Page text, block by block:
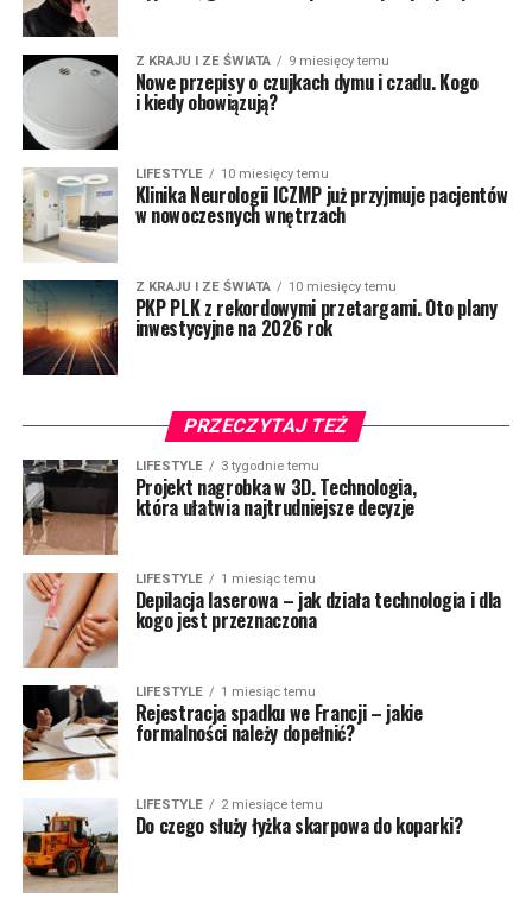
Z KRAJU I ZE ŚWIATA 9 miesięcy temu
Nowe przepisy o czujkach dymu i czadu. Kogo
i kiedy obowiązują?
LIFESTYLE 10 miesięcy temu
Klinika Neurologii ICZMP już przyjmuje pacjentów
w nowoczesnych wnętrzach
Z KRAJU I ZE ŚWIATA 10 miesięcy temu
PKP PLK z rekordowymi przetargami. Oto plany
inwestycyjne na 2026 rok
PRZECZYTAJ TEŻ
LIFESTYLE 3 tygodnie temu
Projekt nagrobka w 3D. Technologia,
która ułatwia najtrudniejsze decyzje
LIFESTYLE 1 miesiąc temu
Depilacja laserowa – jak działa technologia i dla
kogo jest przeznaczona
LIFESTYLE 1 miesiąc temu
Rejestracja spadku we Francji – jakie
formalności należy dopełnić?
LIFESTYLE 2 miesiące temu
Do czego służy łyżka skarpowa do koparki?